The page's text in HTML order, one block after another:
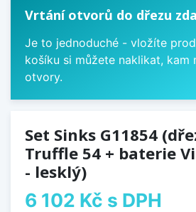
Vrtání otvorů do dřezu
Je to jednoduché - vložíte
košíku si můžete naklikat, kam
otvory.
Set Sinks G11854
Truffle 54 + baterie
- lesklý)
6 102 Kč s DPH